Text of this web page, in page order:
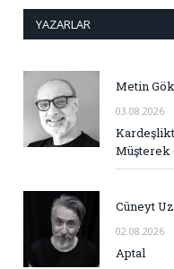
YAZARLAR
Metin
03.08.2026
Müşterek
Cüneyt
02.08.2026
Aptal